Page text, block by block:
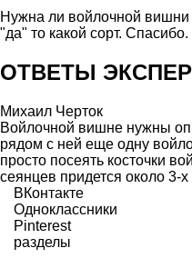
Нужна ли войлочной
"да" то какой сорт. Спасибо.
ОТВЕТЫ
Михаил Черток
Войлочной вишне нужны
рядом с ней еще одну
просто посеять косточки
сеянцев придется около 3-
ВКонтакте
Одноклассники
Pinterest
разделы